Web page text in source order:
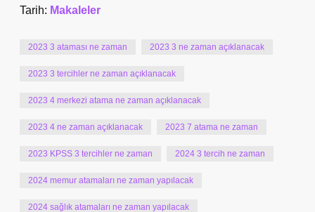
Tarih: Makaleler
2023 3 ataması ne zaman 2023 3 ne zaman açıklanacak
2023 3 tercihler ne zaman açıklanacak
2023 4 merkezi atama ne zaman açıklanacak
2023 4 ne zaman açıklanacak 2023 7 atama ne zaman
2023 KPSS 3 tercihler ne zaman 2024 3 tercih ne zaman
2024 memur atamaları ne zaman yapılacak
2024 sağlık atamaları ne zaman yapılacak